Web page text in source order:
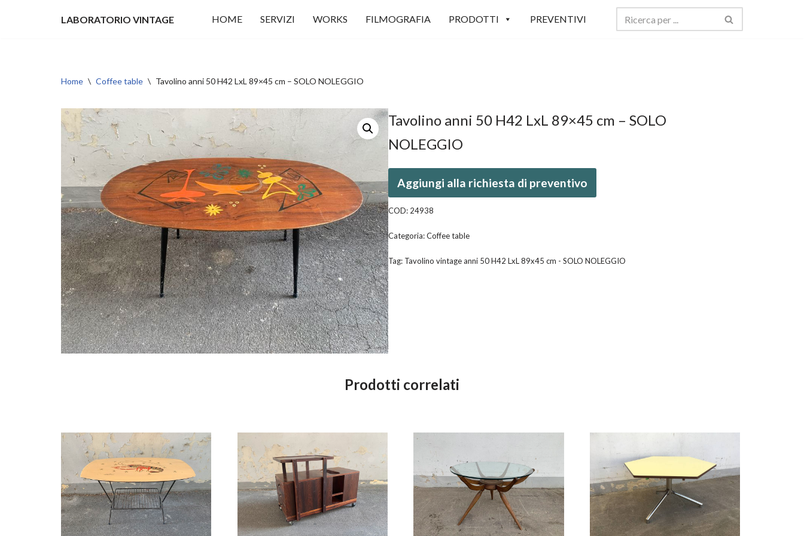
LABORATORIO VINTAGE HOME SERVIZI WORKS FILMOGRAFIA PRODOTTI PREVENTIVI
Home \ Coffee table \ Tavolino anni 50 H42 LxL 89×45 cm – SOLO NOLEGGIO
Tavolino anni 50 H42 LxL 89×45 cm – SOLO
NOLEGGIO
Aggiungi alla richiesta di preventivo
COD: 24938
Categoria:Coffee table
Tag: Tavolino vintage anni 50 H42 LxL 89x45 cm - SOLO NOLEGGIO
Prodotti correlati